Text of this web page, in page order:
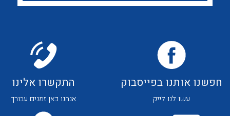
לכל מוצרי היצרן לכל מוצרי היצרן
חפשנו אותנו בפייסבוק
עשו לנו לייק
התקשרו אלינו
אנחנו כאן זמנים עבורך